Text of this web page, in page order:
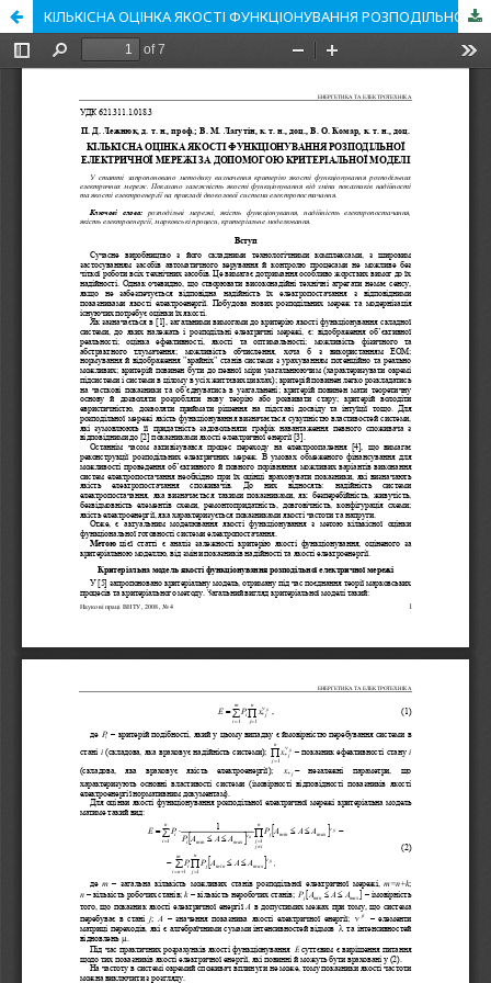
КІЛЬКІСНА ОЦІНКА ЯКОСТІ ФУНКЦІОНУВАННЯ РОЗПОДІЛЬНОЇ ЕЛЕКТРИЧНОЇ МЕРЕЖІ ЗА ДОПОМОГОЮ КРИТЕРІАЛЬНОЇ МОДЕЛІ